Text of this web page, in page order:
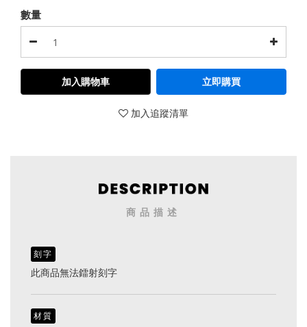
數量
加入購物車 立即購買
加入追蹤清單
商品描述
刻字
此商品無法鐳射刻字
材質